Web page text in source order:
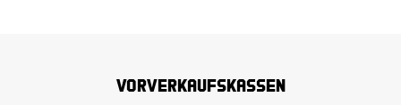
Vorverkaufskassen